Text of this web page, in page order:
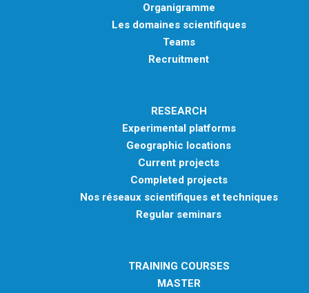
Organigramme
Les domaines scientifiques
Teams
Recruitment
RESEARCH
Experimental platforms
Geographic locations
Current projects
Completed projects
Nos réseaux scientifiques et techniques
Regular seminars
TRAINING COURSES
MASTER